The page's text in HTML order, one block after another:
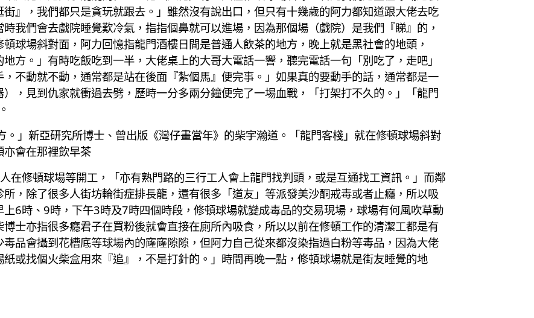
』，我們都只是貪玩就跟去。」雖然沒有說出口，但只有十幾歲的阿力都知道跟大佬去吃
我們會去戲院睡覺歎冷氣，指指個鼻就可以進場，因為那個場（戲院）是我們『睇』的，
球場斜對面，阿力回憶指龍門酒樓日間是普通人飲茶的地方，晚上就是黑社會的地頭，
方。」有時吃飯吃到一半，大佬桌上的大哥大電話一響，聽完電話一句「別吃了，走吧」
不動就不動，通常都是站在後面『紮個馬』便完事。」如果真的要動手的話，通常都是一
，見到仇家就衝過去劈，歷時一分多兩分鐘便完了一埸血戰，「打架打不久的。」「龍門
。」新亞研究所博士、曾出版《灣仔畫當年》的柴宇瀚道。「龍門客棧」就在修頓球場斜對
會在那裡飲早茶
在修頓球場等開工，「亦有熟門路的三行工人會上龍門找判頭，或是互通找工資訊。」而鄰
，除了很多人街坊輪街症排長龍，還有很多「道友」等派發美沙酮戒毒或者止癮，所以吸
6時、9時，下午3時及7時四個時段，修頓球場就變成毒品的交易現場，球場有何風吹草動
士亦指很多癮君子在買粉後就會直接在廁所內吸食，所以以前在修頓工作的清潔工都是有
品會攝到花槽底等球場內的窿窿隙隙，但阿力自己從來都沒染指過白粉等毒品，因為大佬
或找個火柴盒用來『追』，不是打針的。」時間再晚一點，修頓球場就是街友睡覺的地